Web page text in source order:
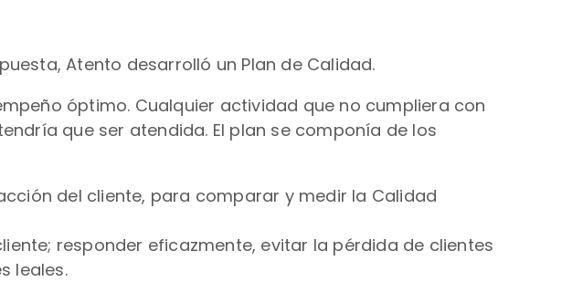
Atento desarrolló un Plan de Calidad.
óptimo. Cualquier actividad que no cumpliera con
que ser atendida. El plan se componía de los
del cliente, para comparar y medir la Calidad
responder eficazmente, evitar la pérdida de clientes
leales.